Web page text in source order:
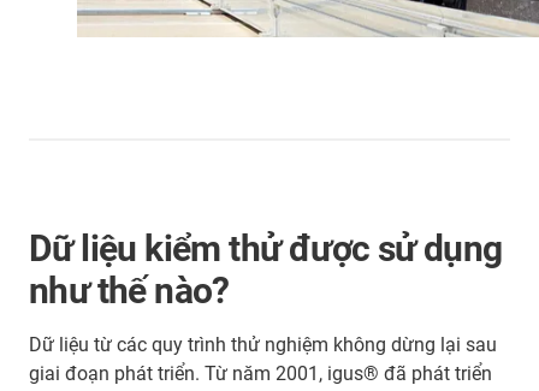
Dữ liệu kiểm thử được sử dụng
như thế nào?
Dữ liệu từ các quy trình thử nghiệm không dừng lại sau
giai đoạn phát triển. Từ năm 2001, igus® đã phát triển